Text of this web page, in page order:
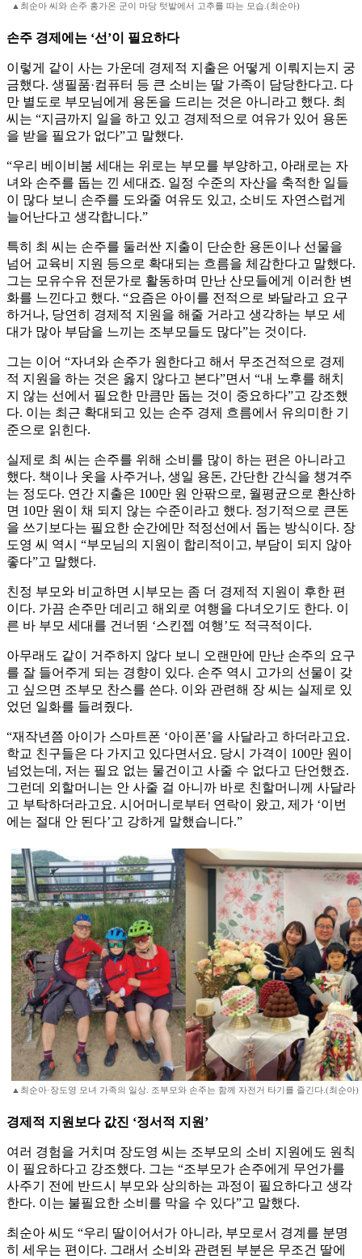
▲최순아 씨와 손주 홍가온 군이 마당 텃밭에서 고추를 따는 모습.(최순아)
손주 경제에는 ‘선’이 필요하다
이렇게 같이 사는 가운데 경제적 지출은 어떻게 이뤄지는지 궁
금했다. 생필품·컴퓨터 등 큰 소비는 딸 가족이 담당한다고. 다
만 별도로 부모님에게 용돈을 드리는 것은 아니라고 했다. 최
씨는 “지금까지 일을 하고 있고 경제적으로 여유가 있어 용돈
을 받을 필요가 없다”고 말했다.
“우리 베이비붐 세대는 위로는 부모를 부양하고, 아래로는 자
녀와 손주를 돕는 낀 세대죠. 일정 수준의 자산을 축적한 일들
이 많다 보니 손주를 도와줄 여유도 있고, 소비도 자연스럽게
늘어난다고 생각합니다.”
특히 최 씨는 손주를 둘러싼 지출이 단순한 용돈이나 선물을
넘어 교육비 지원 등으로 확대되는 흐름을 체감한다고 말했다.
그는 모유수유 전문가로 활동하며 만난 산모들에게 이러한 변
화를 느낀다고 했다. “요즘은 아이를 전적으로 봐달라고 요구
하거나, 당연히 경제적 지원을 해줄 거라고 생각하는 부모 세
대가 많아 부담을 느끼는 조부모들도 많다”는 것이다.
그는 이어 “자녀와 손주가 원한다고 해서 무조건적으로 경제
적 지원을 하는 것은 옳지 않다고 본다”면서 “내 노후를 해치
지 않는 선에서 필요한 만큼만 돕는 것이 중요하다”고 강조했
다. 이는 최근 확대되고 있는 손주 경제 흐름에서 유의미한 기
준으로 읽힌다.
실제로 최 씨는 손주를 위해 소비를 많이 하는 편은 아니라고
했다. 책이나 옷을 사주거나, 생일 용돈, 간단한 간식을 챙겨주
는 정도다. 연간 지출은 100만 원 안팎으로, 월평균으로 환산하
면 10만 원이 채 되지 않는 수준이라고 했다. 정기적으로 큰돈
을 쓰기보다는 필요한 순간에만 적정선에서 돕는 방식이다. 장
도영 씨 역시 “부모님의 지원이 합리적이고, 부담이 되지 않아
좋다”고 말했다.
친정 부모와 비교하면 시부모는 좀 더 경제적 지원이 후한 편
이다. 가끔 손주만 데리고 해외로 여행을 다녀오기도 한다. 이
른 바 부모 세대를 건너뛴 ‘스킨젭 여행’도 적극적이다.
아무래도 같이 거주하지 않다 보니 오랜만에 만난 손주의 요구
를 잘 들어주게 되는 경향이 있다. 손주 역시 고가의 선물이 갖
고 싶으면 조부모 찬스를 쓴다. 이와 관련해 장 씨는 실제로 있
었던 일화를 들려줬다.
“재작년쯤 아이가 스마트폰 ‘아이폰’을 사달라고 하더라고요.
학교 친구들은 다 가지고 있다면서요. 당시 가격이 100만 원이
넘었는데, 저는 필요 없는 물건이고 사줄 수 없다고 단언했죠.
그런데 외할머니는 안 사줄 걸 아니까 바로 친할머니께 사달라
고 부탁하더라고요. 시어머니로부터 연락이 왔고, 제가 ‘이번
에는 절대 안 된다’고 강하게 말했습니다.”
▲최순아·장도영 모녀 가족의 일상. 조부모와 손주는 함께 자전거 타기를 즐긴다.(최순아)
경제적 지원보다 값진 ‘정서적 지원’
여러 경험을 거치며 장도영 씨는 조부모의 소비 지원에도 원칙
이 필요하다고 강조했다. 그는 “조부모가 손주에게 무언가를
사주기 전에 반드시 부모와 상의하는 과정이 필요하다고 생각
한다. 이는 불필요한 소비를 막을 수 있다”고 말했다.
최순아 씨도 “우리 딸이어서가 아니라, 부모로서 경계를 분명
히 세우는 편이다. 그래서 소비와 관련된 부분은 무조건 딸에